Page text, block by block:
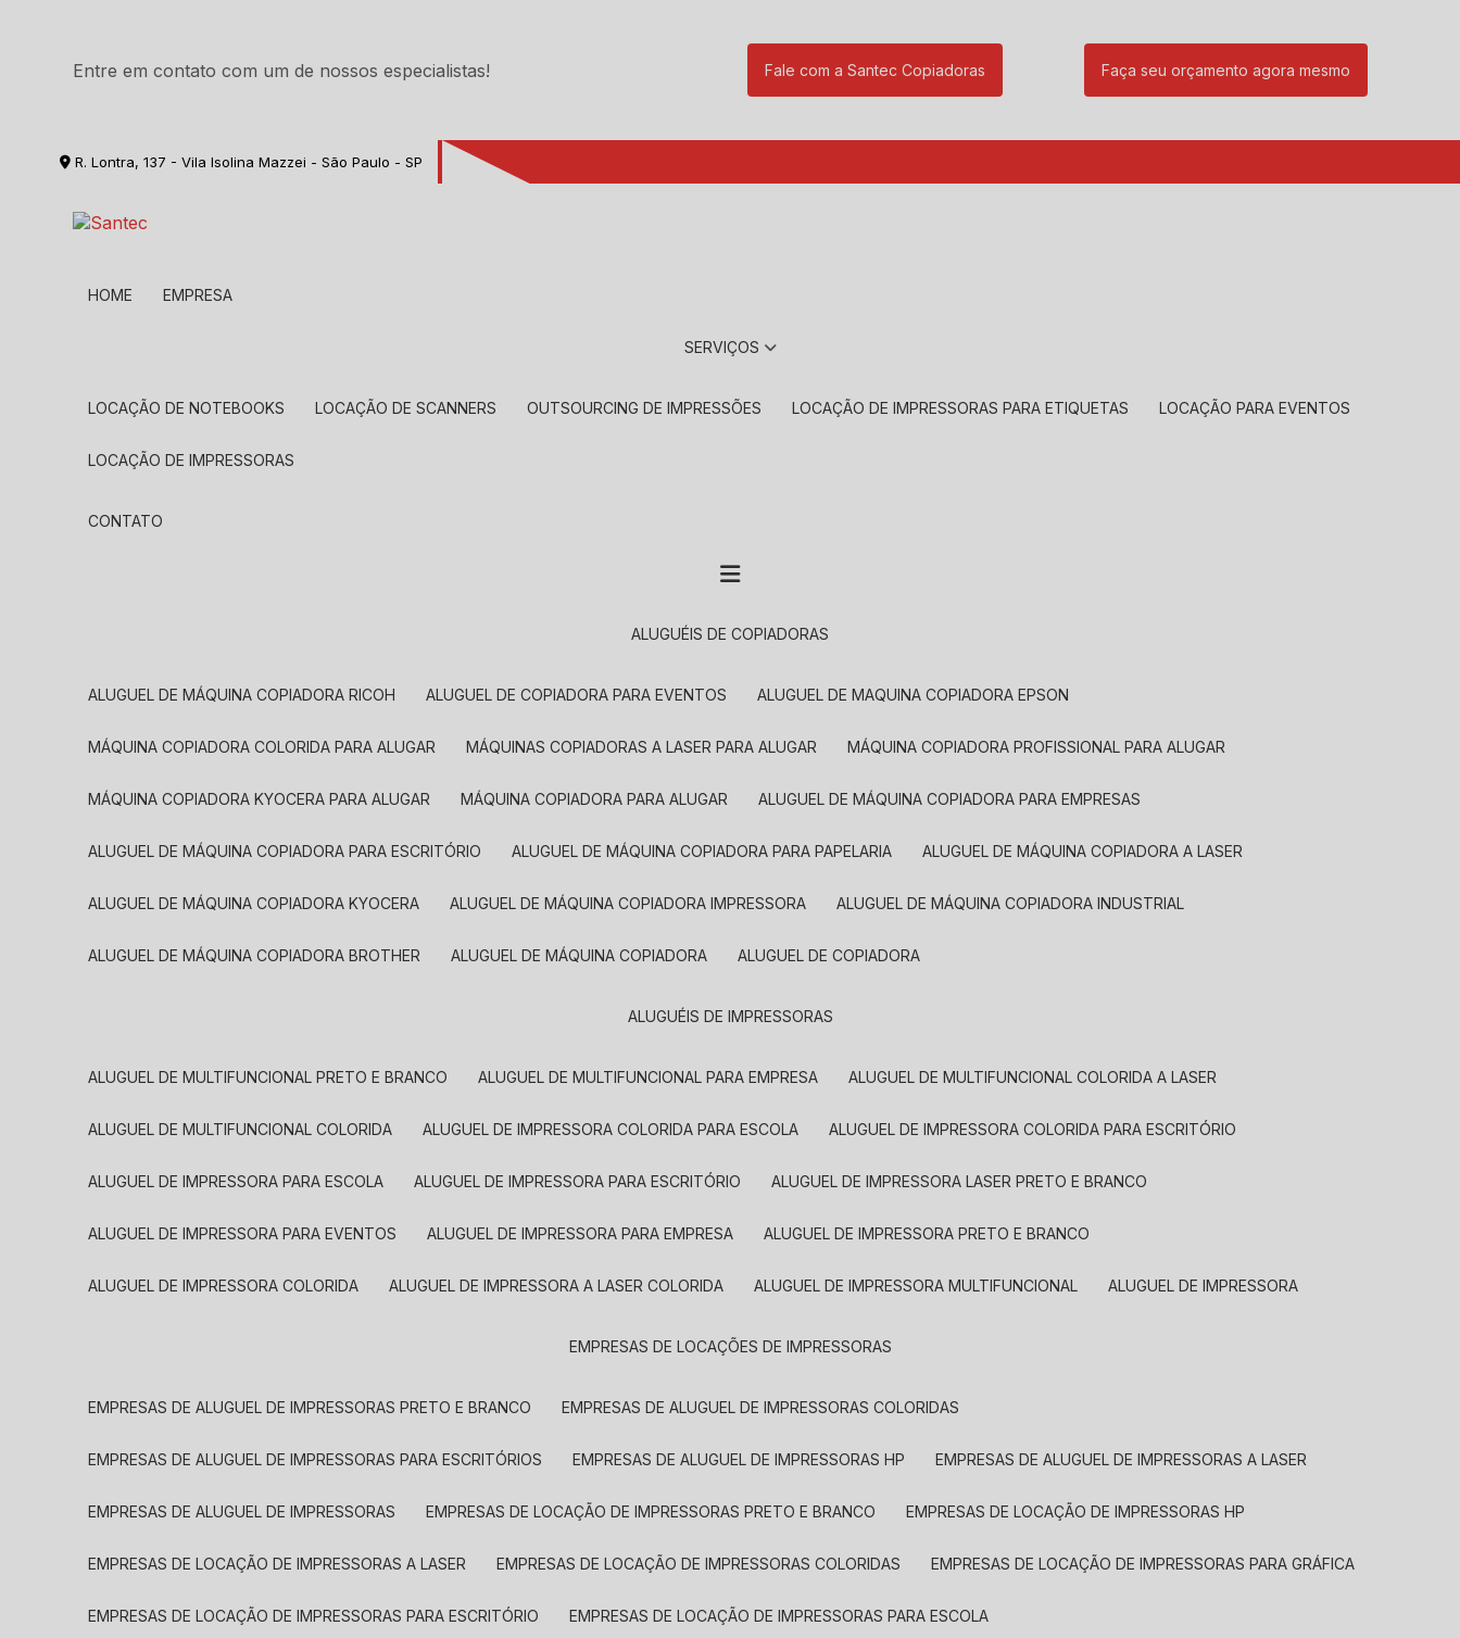
Entre em contato com um de nossos especialistas! Fale com a Santec Copiadoras Faça seu orçamento agora mesmo
R. Lontra, 137 - Vila Isolina Mazzei - São Paulo - SP
HOME EMPRESA
SERVIÇOS
LOCAÇÃO DE NOTEBOOKS LOCAÇÃO DE SCANNERS OUTSOURCING DE IMPRESSÕES LOCAÇÃO DE IMPRESSORAS PARA ETIQUETAS LOCAÇÃO PARA EVENTOS
LOCAÇÃO DE IMPRESSORAS
CONTATO
ALUGUÉIS DE COPIADORAS
ALUGUEL DE MÁQUINA COPIADORA RICOH ALUGUEL DE COPIADORA PARA EVENTOS ALUGUEL DE MAQUINA COPIADORA EPSON
MÁQUINA COPIADORA COLORIDA PARA ALUGAR MÁQUINAS COPIADORAS A LASER PARA ALUGAR MÁQUINA COPIADORA PROFISSIONAL PARA ALUGAR
MÁQUINA COPIADORA KYOCERA PARA ALUGAR MÁQUINA COPIADORA PARA ALUGAR ALUGUEL DE MÁQUINA COPIADORA PARA EMPRESAS
ALUGUEL DE MÁQUINA COPIADORA PARA ESCRITÓRIO ALUGUEL DE MÁQUINA COPIADORA PARA PAPELARIA ALUGUEL DE MÁQUINA COPIADORA A LASER
ALUGUEL DE MÁQUINA COPIADORA KYOCERA ALUGUEL DE MÁQUINA COPIADORA IMPRESSORA ALUGUEL DE MÁQUINA COPIADORA INDUSTRIAL
ALUGUEL DE MÁQUINA COPIADORA BROTHER ALUGUEL DE MÁQUINA COPIADORA ALUGUEL DE COPIADORA
ALUGUÉIS DE IMPRESSORAS
ALUGUEL DE MULTIFUNCIONAL PRETO E BRANCO ALUGUEL DE MULTIFUNCIONAL PARA EMPRESA ALUGUEL DE MULTIFUNCIONAL COLORIDA A LASER
ALUGUEL DE MULTIFUNCIONAL COLORIDA ALUGUEL DE IMPRESSORA COLORIDA PARA ESCOLA ALUGUEL DE IMPRESSORA COLORIDA PARA ESCRITÓRIO
ALUGUEL DE IMPRESSORA PARA ESCOLA ALUGUEL DE IMPRESSORA PARA ESCRITÓRIO ALUGUEL DE IMPRESSORA LASER PRETO E BRANCO
ALUGUEL DE IMPRESSORA PARA EVENTOS ALUGUEL DE IMPRESSORA PARA EMPRESA ALUGUEL DE IMPRESSORA PRETO E BRANCO
ALUGUEL DE IMPRESSORA COLORIDA ALUGUEL DE IMPRESSORA A LASER COLORIDA ALUGUEL DE IMPRESSORA MULTIFUNCIONAL ALUGUEL DE IMPRESSORA
EMPRESAS DE LOCAÇÕES DE IMPRESSORAS
EMPRESAS DE ALUGUEL DE IMPRESSORAS PRETO E BRANCO EMPRESAS DE ALUGUEL DE IMPRESSORAS COLORIDAS
EMPRESAS DE ALUGUEL DE IMPRESSORAS PARA ESCRITÓRIOS EMPRESAS DE ALUGUEL DE IMPRESSORAS HP EMPRESAS DE ALUGUEL DE IMPRESSORAS A LASER
EMPRESAS DE ALUGUEL DE IMPRESSORAS EMPRESAS DE LOCAÇÃO DE IMPRESSORAS PRETO E BRANCO EMPRESAS DE LOCAÇÃO DE IMPRESSORAS HP
EMPRESAS DE LOCAÇÃO DE IMPRESSORAS A LASER EMPRESAS DE LOCAÇÃO DE IMPRESSORAS COLORIDAS EMPRESAS DE LOCAÇÃO DE IMPRESSORAS PARA GRÁFICA
EMPRESAS DE LOCAÇÃO DE IMPRESSORAS PARA ESCRITÓRIO EMPRESAS DE LOCAÇÃO DE IMPRESSORAS PARA ESCOLA